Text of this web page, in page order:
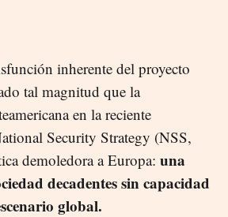
inherente del proyecto
tal magnitud que la
en la reciente
Security Strategy (NSS,
demoledora a Europa: una
decadentes sin capacidad
global.